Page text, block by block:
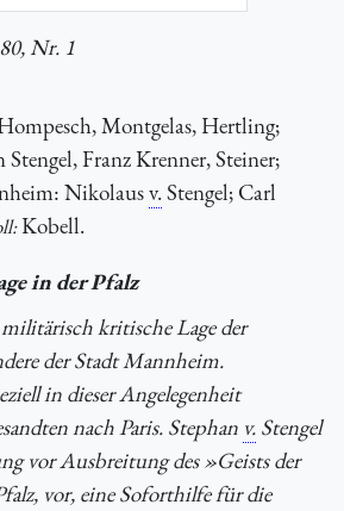
Nr. 1
Montgelas, Hertling;
Stengel, Franz Krenner, Steiner;
Nikolausv.Stengel; Carl
Kobell.
in der Pfalz
kritische Lage der
der Stadt Mannheim.
in dieser Angelegenheit
nach Paris. Stephan v. Stengel
vor Ausbreitung des »Geists der
vor, eine Soforthilfe für die